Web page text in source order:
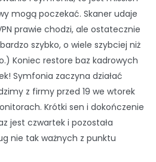
mogą poczekać. Skaner udaje
prawie chodzi, ale ostatecznie
szybko, o wiele szybciej niż
Koniec restore baz kadrowych
Symfonia zaczyna działać
z firmy przed 19 we wtorek
Krótki sen i dokończenie
jest czwartek i pozostała
nie tak ważnych z punktu